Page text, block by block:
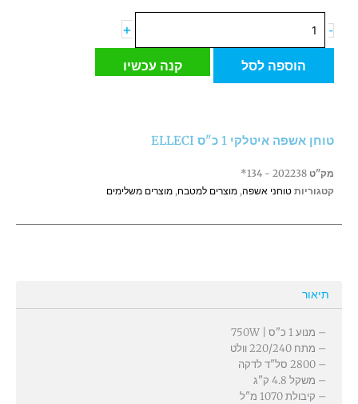
-
של
אשפה
ELLECI
+
הוספה לסל קנה עכשיו
טוחן אשפה איטלקי 1 כ"ס ELLECI
מק"ט 202238 - 134*
קטגוריות טוחני אשפה, מוצרים למטבח, מוצרים משלימים
תיאור
– מנוע 1 כ"ס | 750W
– מתח 220/240 וולט
– 2800 סל"ד לדקה
– משקל 4.8 ק"ג
– קיבולת 1070 מ"ל